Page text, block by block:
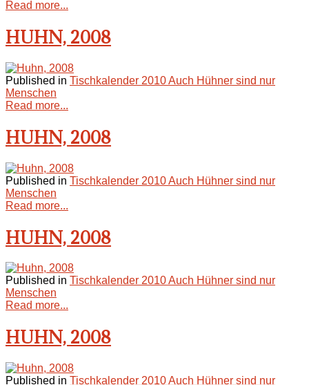
Read more...
HUHN, 2008
Published in Tischkalender 2010 Auch Hühner sind nur
Menschen
Read more...
HUHN, 2008
Published in Tischkalender 2010 Auch Hühner sind nur
Menschen
Read more...
HUHN, 2008
Published in Tischkalender 2010 Auch Hühner sind nur
Menschen
Read more...
HUHN, 2008
Published in Tischkalender 2010 Auch Hühner sind nur